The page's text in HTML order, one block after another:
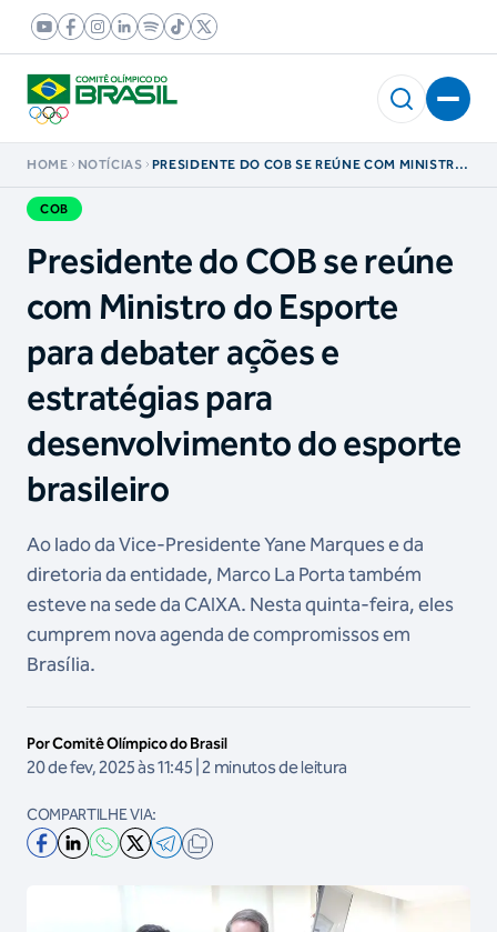
HOME NOTÍCIAS
PRESIDENTE DO COB SE REÚNE COM MINISTRO
COB
Presidente do COB se reúne
com Ministro do Esporte
para debater ações e
estratégias para
desenvolvimento do esporte
brasileiro
Ao lado da Vice-Presidente Yane Marques e da
diretoria da entidade, Marco La Porta também
esteve na sede da CAIXA. Nesta quinta-feira, eles
cumprem nova agenda de compromissos em
Brasília.
Por Comitê Olímpico do Brasil
20 de fev, 2025 às 11:45 | 2 minutos de leitura
COMPARTILHE VIA: